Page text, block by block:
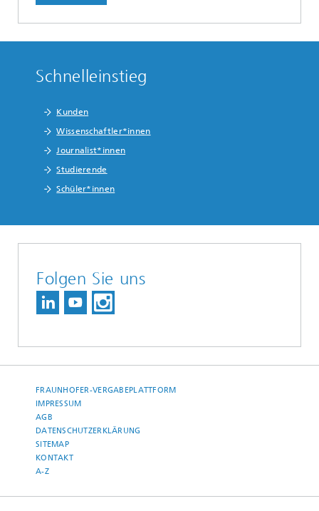
Schnelleinstieg
Kunden
Wissenschaftler*innen
Journalist*innen
Studierende
Schüler*innen
Folgen Sie uns
FRAUNHOFER-VERGABEPLATTFORM
IMPRESSUM
AGB
DATENSCHUTZERKLÄRUNG
SITEMAP
KONTAKT
A-Z